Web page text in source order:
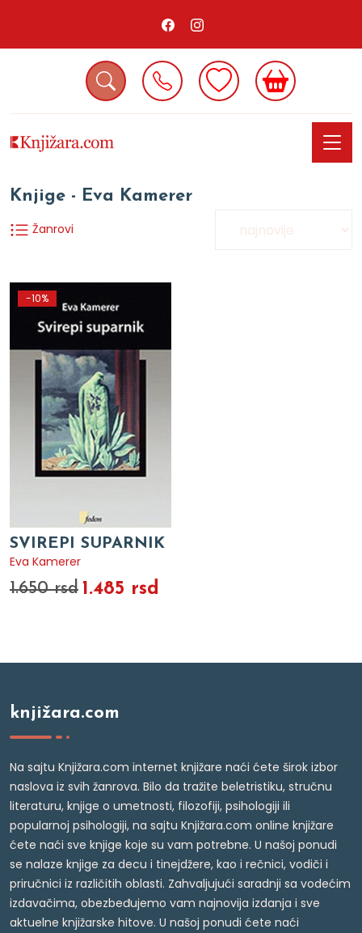
Knjige - Eva Kamerer
Žanrovi
-10%
SVIREPI SUPARNIK
Eva Kamerer
1.650 rsd 1.485 rsd
knjižara.com
Na sajtu Knjižara.com internet knjižare naći ćete širok izbor
naslova iz svih žanrova. Bilo da tražite beletristiku, stručnu
literaturu, knjige o umetnosti, filozofiji, psihologiji ili
popularnoj psihologiji, na sajtu Knjižara.com online knjižare
ćete naći sve knjige koje su vam potrebne. U našoj ponudi
se nalaze knjige za decu i tinejdžere, kao i rečnici, vodiči i
priručnici iz različitih oblasti. Zahvaljujući saradnji sa vodećim
izdavačima, obezbeđujemo vam najnovija izdanja i sve
aktuelne knjižarske hitove. U našoj ponudi ćete naći